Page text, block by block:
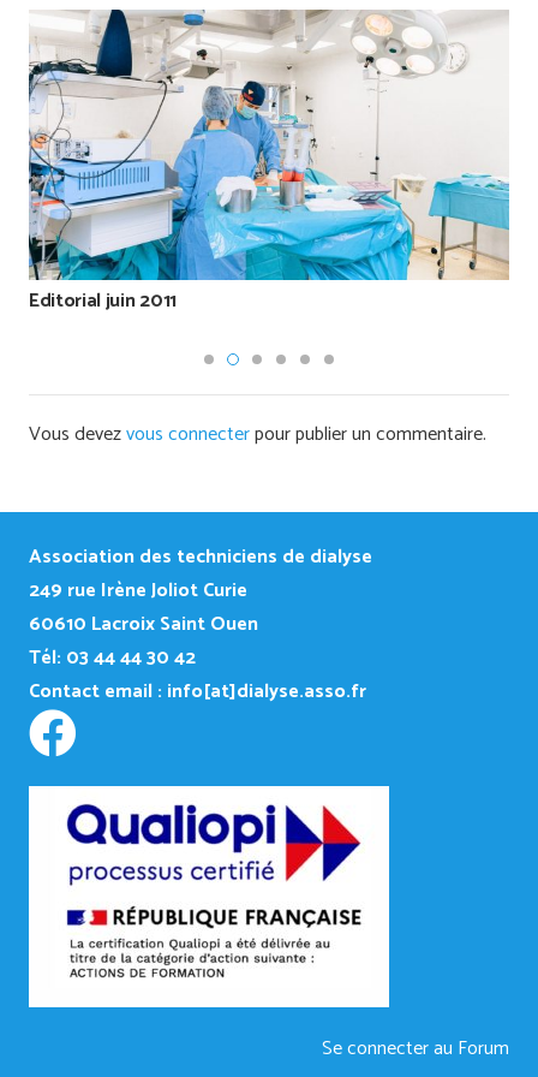
Editorial juin 2011
Vous devezvous connecterpour publier un commentaire.
Association des techniciens de dialyse
249 rue Irène Joliot Curie
60610 Lacroix Saint Ouen
Tél: 03 44 44 30 42
Contact email : info[at]dialyse.asso.fr
Se connecter au Forum